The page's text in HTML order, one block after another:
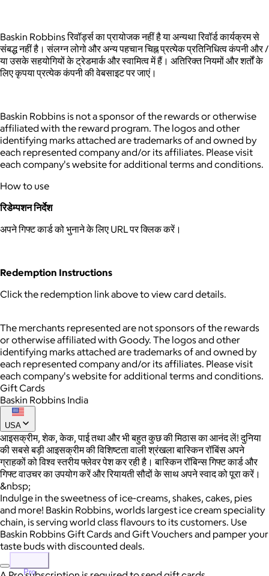
Baskin Robbins रिवॉर्ड्स का प्रायोजक नहीं है या अन्यथा रिवॉर्ड कार्यक्रम से
संबद्ध नहीं है। संलग्न लोगो और अन्य पहचान चिह्न प्रत्येक प्रतिनिधित्व कंपनी और /
या उसके सहयोगियों के ट्रेडमार्क और स्वामित्व में हैं। अतिरिक्त नियमों और शर्तों के
लिए कृपया प्रत्येक कंपनी की वेबसाइट पर जाएं।
Baskin Robbins is not a sponsor of the rewards or otherwise
affiliated with the reward program. The logos and other
identifying marks attached are trademarks of and owned by
each represented company and/or its affiliates. Please visit
each company's website for additional terms and conditions.
How to use
रिडेम्पशन निर्देश
अपने गिफ्ट कार्ड को भुनाने के लिए URL पर क्लिक करें।
Redemption Instructions
Click the redemption link above to view card details.
The merchants represented are not sponsors of the rewards
or otherwise affiliated with Goody. The logos and other
identifying marks attached are trademarks of and owned by
each represented company and/or its affiliates. Please visit
each company's website for additional terms and conditions.
Gift Cards
Baskin Robbins India
USA
आइसक्रीम, शेक, केक, पाई तथा और भी बहुत कुछ की मिठास का आनंद लें! दुनिया
की सबसे बड़ी आइसक्रीम की विशिष्टता वाली श्रंखला बास्किन रॉबिंस अपने
ग्राहकों को विश्व स्तरीय फ्लेवर पेश कर रही है। बास्किन रॉबिन्स गिफ्ट कार्ड और
गिफ्ट वाउचर का उपयोग करें और रियायती सौदों के साथ अपने स्वाद को पूरा करें।
&nbsp;
Indulge in the sweetness of ice-creams, shakes, cakes, pies
and more! Baskin Robbins, worlds largest ice cream speciality
chain, is serving world class flavours to its customers. Use
Baskin Robbins Gift Cards and Gift Vouchers and pamper your
taste buds with discounted deals.
Pro